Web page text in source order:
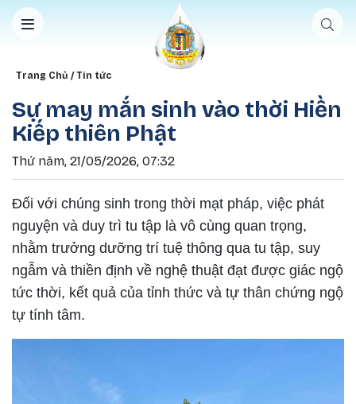
Nhảy đến nội dung
Breadcrumb
Trang Chủ Tin tức
Sự may mắn sinh vào thời Hiền
Kiếp thiên Phật
Thứ năm, 21/05/2026, 07:32
Đối với chúng sinh trong thời mạt pháp, việc phát
nguyện và duy trì tu tập là vô cùng quan trọng,
nhằm trưởng dưỡng trí tuệ thông qua tu tập, suy
ngẫm và thiền định về nghệ thuật đạt được giác ngộ
tức thời, kết quả của tỉnh thức và tự thân chứng ngộ
tự tính tâm.